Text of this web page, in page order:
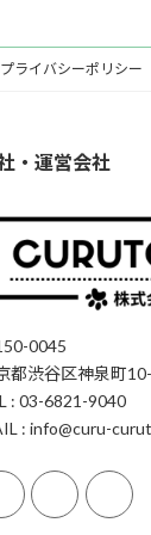
プライバシーポリシー
・運営会社
0045
都渋谷区神泉町
: 03-6821-9040
: info@curu-